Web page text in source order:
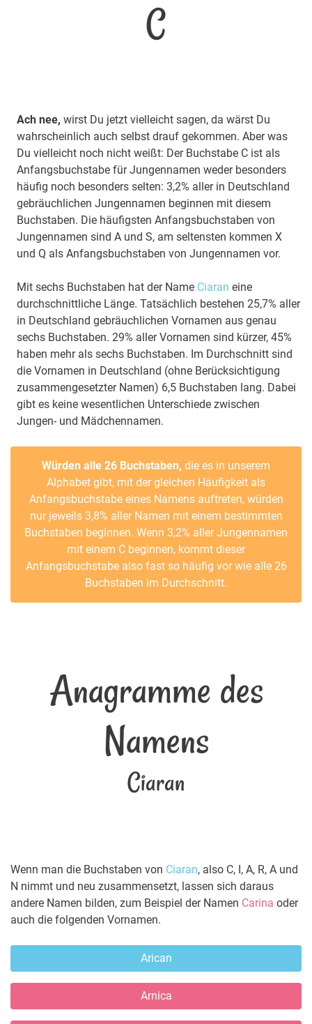
C
Ach nee, wirst Du jetzt vielleicht sagen, da wärst Du
wahrscheinlich auch selbst drauf gekommen. Aber was
Du vielleicht noch nicht weißt: Der Buchstabe C ist als
Anfangsbuchstabe für Jungennamen weder besonders
häufig noch besonders selten: 3,2% aller in Deutschland
gebräuchlichen Jungennamen beginnen mit diesem
Buchstaben. Die häufigsten Anfangsbuchstaben von
Jungennamen sind A und S, am seltensten kommen X
und Q als Anfangsbuchstaben von Jungennamen vor.
Mit sechs Buchstaben hat der Name Ciaran eine
durchschnittliche Länge. Tatsächlich bestehen 25,7% aller
in Deutschland gebräuchlichen Vornamen aus genau
sechs Buchstaben. 29% aller Vornamen sind kürzer, 45%
haben mehr als sechs Buchstaben. Im Durchschnitt sind
die Vornamen in Deutschland (ohne Berücksichtigung
zusammengesetzter Namen) 6,5 Buchstaben lang. Dabei
gibt es keine wesentlichen Unterschiede zwischen
Jungen- und Mädchennamen.
Würden alle 26 Buchstaben, die es in unserem
Alphabet gibt, mit der gleichen Häufigkeit als
Anfangsbuchstabe eines Namens auftreten, würden
nur jeweils 3,8% aller Namen mit einem bestimmten
Buchstaben beginnen. Wenn 3,2% aller Jungennamen
mit einem C beginnen, kommt dieser
Anfangsbuchstabe also fast so häufig vor wie alle 26
Buchstaben im Durchschnitt.
Anagramme des
Namens
Ciaran
Wenn man die Buchstaben von Ciaran, also C, I, A, R, A und
N nimmt und neu zusammensetzt, lassen sich daraus
andere Namen bilden, zum Beispiel der Namen Carina oder
auch die folgenden Vornamen.
Arican
Arnica